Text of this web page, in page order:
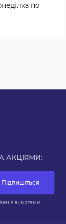
по
АКЦІЯМИ:
Підпишіться
з вимогами